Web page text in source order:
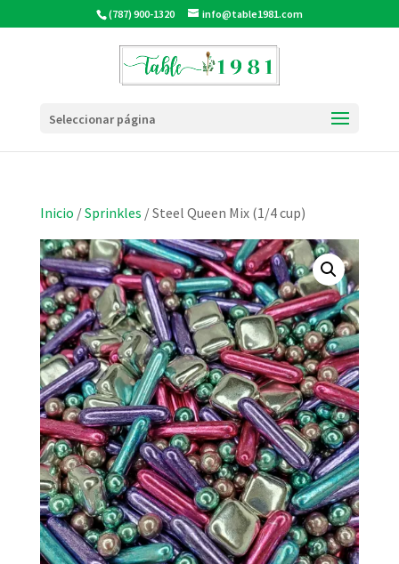
(787) 900-1320 info@table1981.com
Seleccionar página
Inicio /Sprinkles / Steel Queen Mix (1/4 cup)